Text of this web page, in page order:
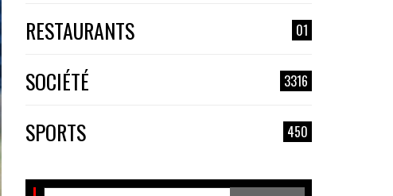
RESTAURANTS 01
SOCIÉTÉ 3316
SPORTS 450